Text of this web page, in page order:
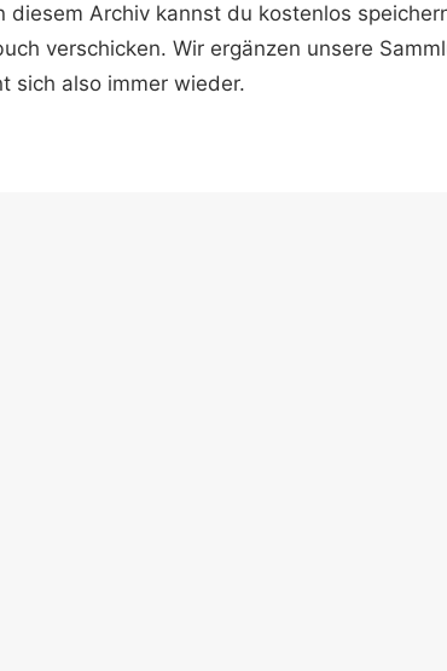
diesem Archiv kannst du kostenlos
verschicken. Wir ergänzen unsere
sich also immer wieder.